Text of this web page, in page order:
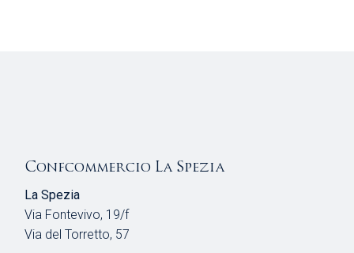
Confcommercio La Spezia
La Spezia
Via Fontevivo, 19/f
Via del Torretto, 57